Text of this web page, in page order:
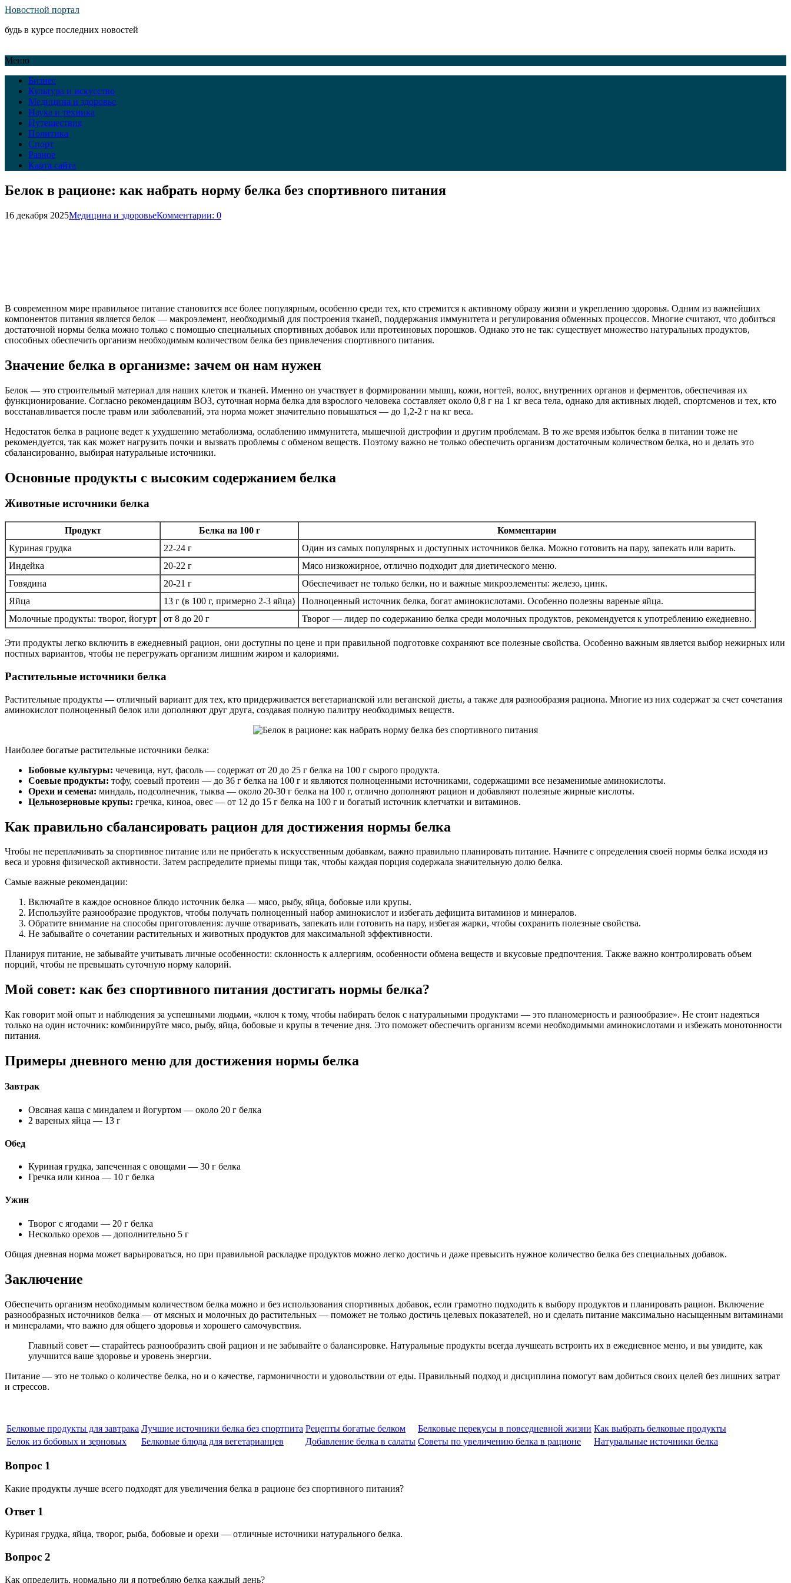
Новостной портал
будь в курсе последних новостей
Меню
Бизнес
Культура и искусство
Медицина и здоровье
Наука и техника
Путешествия
Политика
Спорт
Разное
Карта сайта
Белок в рационе: как набрать норму белка без спортивного питания
16 декабря 2025Медицина и здоровьеКомментарии: 0
В современном мире правильное питание становится все более популярным, особенно среди тех, кто стремится к активному образу жизни и укреплению здоровья. Одним из важнейших
компонентов питания является белок — макроэлемент, необходимый для построения тканей, поддержания иммунитета и регулирования обменных процессов. Многие считают, что добиться
достаточной нормы белка можно только с помощью специальных спортивных добавок или протеиновых порошков. Однако это не так: существует множество натуральных продуктов,
способных обеспечить организм необходимым количеством белка без привлечения спортивного питания.
Значение белка в организме: зачем он нам нужен
Белок — это строительный материал для наших клеток и тканей. Именно он участвует в формировании мышц, кожи, ногтей, волос, внутренних органов и ферментов, обеспечивая их
функционирование. Согласно рекомендациям ВОЗ, суточная норма белка для взрослого человека составляет около 0,8 г на 1 кг веса тела, однако для активных людей, спортсменов и тех, кто
восстанавливается после травм или заболеваний, эта норма может значительно повышаться — до 1,2-2 г на кг веса.
Недостаток белка в рационе ведет к ухудшению метаболизма, ослаблению иммунитета, мышечной дистрофии и другим проблемам. В то же время избыток белка в питании тоже не
рекомендуется, так как может нагрузить почки и вызвать проблемы с обменом веществ. Поэтому важно не только обеспечить организм достаточным количеством белка, но и делать это
сбалансированно, выбирая натуральные источники.
Основные продукты с высоким содержанием белка
Животные источники белка
Продукт Белка на 100 г
Комментарии
Куриная грудка
22-24 г
Один из самых популярных и доступных источников белка. Можно готовить на пару, запекать или варить.
Индейка
20-22 г
Мясо низкожирное, отлично подходит для диетического меню.
Говядина
20-21 г
Обеспечивает не только белки, но и важные микроэлементы: железо, цинк.
Яйца
13 г (в 100 г, примерно 2-3 яйца)
Полноценный источник белка, богат аминокислотами. Особенно полезны вареные яйца.
Молочные продукты: творог, йогурт
от 8 до 20 г Творог — лидер по содержанию белка среди молочных продуктов, рекомендуется к употреблению ежедневно.
Эти продукты легко включить в ежедневный рацион, они доступны по цене и при правильной подготовке сохраняют все полезные свойства. Особенно важным является выбор нежирных или
постных вариантов, чтобы не перегружать организм лишним жиром и калориями.
Растительные источники белка
Растительные продукты — отличный вариант для тех, кто придерживается вегетарианской или веганской диеты, а также для разнообразия рациона. Многие из них содержат за счет сочетания
аминокислот полноценный белок или дополняют друг друга, создавая полную палитру необходимых веществ.
Наиболее богатые растительные источники белка:
Бобовые культуры: чечевица, нут, фасоль — содержат от 20 до 25 г белка на 100 г сырого продукта.
Соевые продукты: тофу, соевый протеин — до 36 г белка на 100 г и являются полноценными источниками, содержащими все незаменимые аминокислоты.
Орехи и семена: миндаль, подсолнечник, тыква — около 20-30 г белка на 100 г, отлично дополняют рацион и добавляют полезные жирные кислоты.
Цельнозерновые крупы: гречка, киноа, овес — от 12 до 15 г белка на 100 г и богатый источник клетчатки и витаминов.
Как правильно сбалансировать рацион для достижения нормы белка
Чтобы не переплачивать за спортивное питание или не прибегать к искусственным добавкам, важно правильно планировать питание. Начните с определения своей нормы белка исходя из
веса и уровня физической активности. Затем распределите приемы пищи так, чтобы каждая порция содержала значительную долю белка.
Самые важные рекомендации:
Включайте в каждое основное блюдо источник белка — мясо, рыбу, яйца, бобовые или крупы.
Используйте разнообразие продуктов, чтобы получать полноценный набор аминокислот и избегать дефицита витаминов и минералов.
Обратите внимание на способы приготовления: лучше отваривать, запекать или готовить на пару, избегая жарки, чтобы сохранить полезные свойства.
Не забывайте о сочетании растительных и животных продуктов для максимальной эффективности.
Планируя питание, не забывайте учитывать личные особенности: склонность к аллергиям, особенности обмена веществ и вкусовые предпочтения. Также важно контролировать объем
порций, чтобы не превышать суточную норму калорий.
Мой совет: как без спортивного питания достигать нормы белка?
Как говорит мой опыт и наблюдения за успешными людьми, «ключ к тому, чтобы набирать белок с натуральными продуктами — это планомерность и разнообразие». Не стоит надеяться
только на один источник: комбинируйте мясо, рыбу, яйца, бобовые и крупы в течение дня. Это поможет обеспечить организм всеми необходимыми аминокислотами и избежать монотонности
питания.
Примеры дневного меню для достижения нормы белка
Завтрак
Овсяная каша с миндалем и йогуртом — около 20 г белка
2 вареных яйца — 13 г
Обед
Куриная грудка, запеченная с овощами — 30 г белка
Гречка или киноа — 10 г белка
Ужин
Творог с ягодами — 20 г белка
Несколько орехов — дополнительно 5 г
Общая дневная норма может варьироваться, но при правильной раскладке продуктов можно легко достичь и даже превысить нужное количество белка без специальных добавок.
Заключение
Обеспечить организм необходимым количеством белка можно и без использования спортивных добавок, если грамотно подходить к выбору продуктов и планировать рацион. Включение
разнообразных источников белка — от мясных и молочных до растительных — поможет не только достичь целевых показателей, но и сделать питание максимально насыщенным витаминами
и минералами, что важно для общего здоровья и хорошего самочувствия.
Главный совет — старайтесь разнообразить свой рацион и не забывайте о балансировке. Натуральные продукты всегда лучшеать встроить их в ежедневное меню, и вы увидите, как
улучшится ваше здоровье и уровень энергии.
Питание — это не только о количестве белка, но и о качестве, гармоничности и удовольствии от еды. Правильный подход и дисциплина помогут вам добиться своих целей без лишних затрат
и стрессов.
Белковые продукты для завтрака Лучшие источники белка без спортпита Рецепты богатые белком Белковые перекусы в повседневной жизни Как выбрать белковые продукты
Белок из бобовых и зерновых
Белковые блюда для вегетарианцев Добавление белка в салаты Советы по увеличению белка в рационе Натуральные источники белка
Вопрос 1
Какие продукты лучше всего подходят для увеличения белка в рационе без спортивного питания?
Ответ 1
Куриная грудка, яйца, творог, рыба, бобовые и орехи — отличные источники натурального белка.
Вопрос 2
Как определить, нормально ли я потребляю белка каждый день?